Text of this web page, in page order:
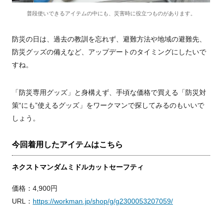
普段使いできるアイテムの中にも、災害時に役立つものがあります。
防災の日は、過去の教訓を忘れず、避難方法や地域の避難先、
防災グッズの備えなど、アップデートのタイミングにしたいで
すね。
「防災専用グッズ」と身構えず、手頃な価格で買える「防災対
策“にも”使えるグッズ」をワークマンで探してみるのもいいで
しょう。
今回着用したアイテムはこちら
ネクストマンダムミドルカットセーフティ
価格：4,900円
URL： https://workman.jp/shop/g/g2300053207059/